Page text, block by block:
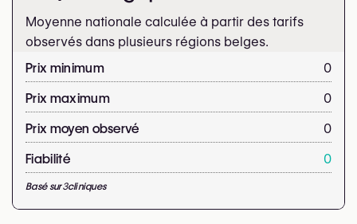
Moyenne nationale calculée à partir des tarifs
observés dans plusieurs régions belges.
Prix minimum
0
Prix maximum
0
Prix moyen observé
0
Fiabilité
0
Basé sur3cliniques